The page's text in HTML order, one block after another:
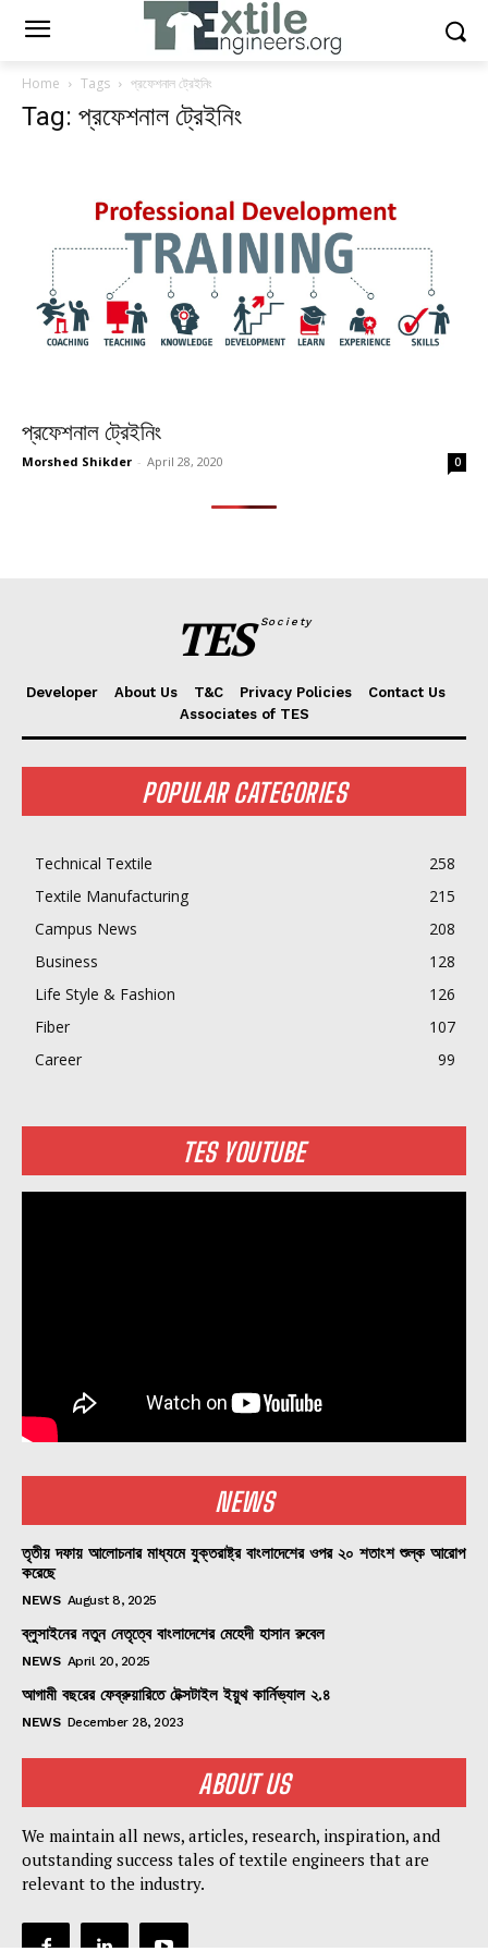
Home Tags প্রফেশনাল ট্রেইনিং
Tag: প্রফেশনাল ট্রেইনিং
প্রফেশনাল ট্রেইনিং
Morshed Shikder - April 28, 2020 0
TES Society
Developer About Us T&C Privacy Policies
Contact Us
Associates of TES
POPULAR CATEGORIES
Technical Textile
258
Textile Manufacturing
215
Campus News
208
Business
128
Life Style & Fashion
126
Fiber
107
Career
99
TES YOUTUBE
NEWS
তৃতীয় দফায় আলোচনার মাধ্যমে যুক্তরাষ্ট্র বাংলাদেশের ওপর ২০ শতাংশ শুল্ক আরোপ
করেছে
NEWS August 8, 2025
ব্লুসাইনের নতুন নেতৃত্বে বাংলাদেশের মেহেদী হাসান রুবেল
NEWS April 20, 2025
আগামী বছরের ফেব্রুয়ারিতে টেক্সটাইল ইয়ুথ কার্নিভ্যাল ২.৪
NEWS December 28, 2023
ABOUT US
We maintain all news, articles, research, inspiration, and
outstanding success tales of textile engineers that are
relevant to the industry.